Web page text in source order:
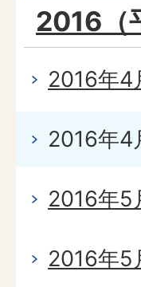
2016（
2016年4
2016年4
2016年5
2016年5